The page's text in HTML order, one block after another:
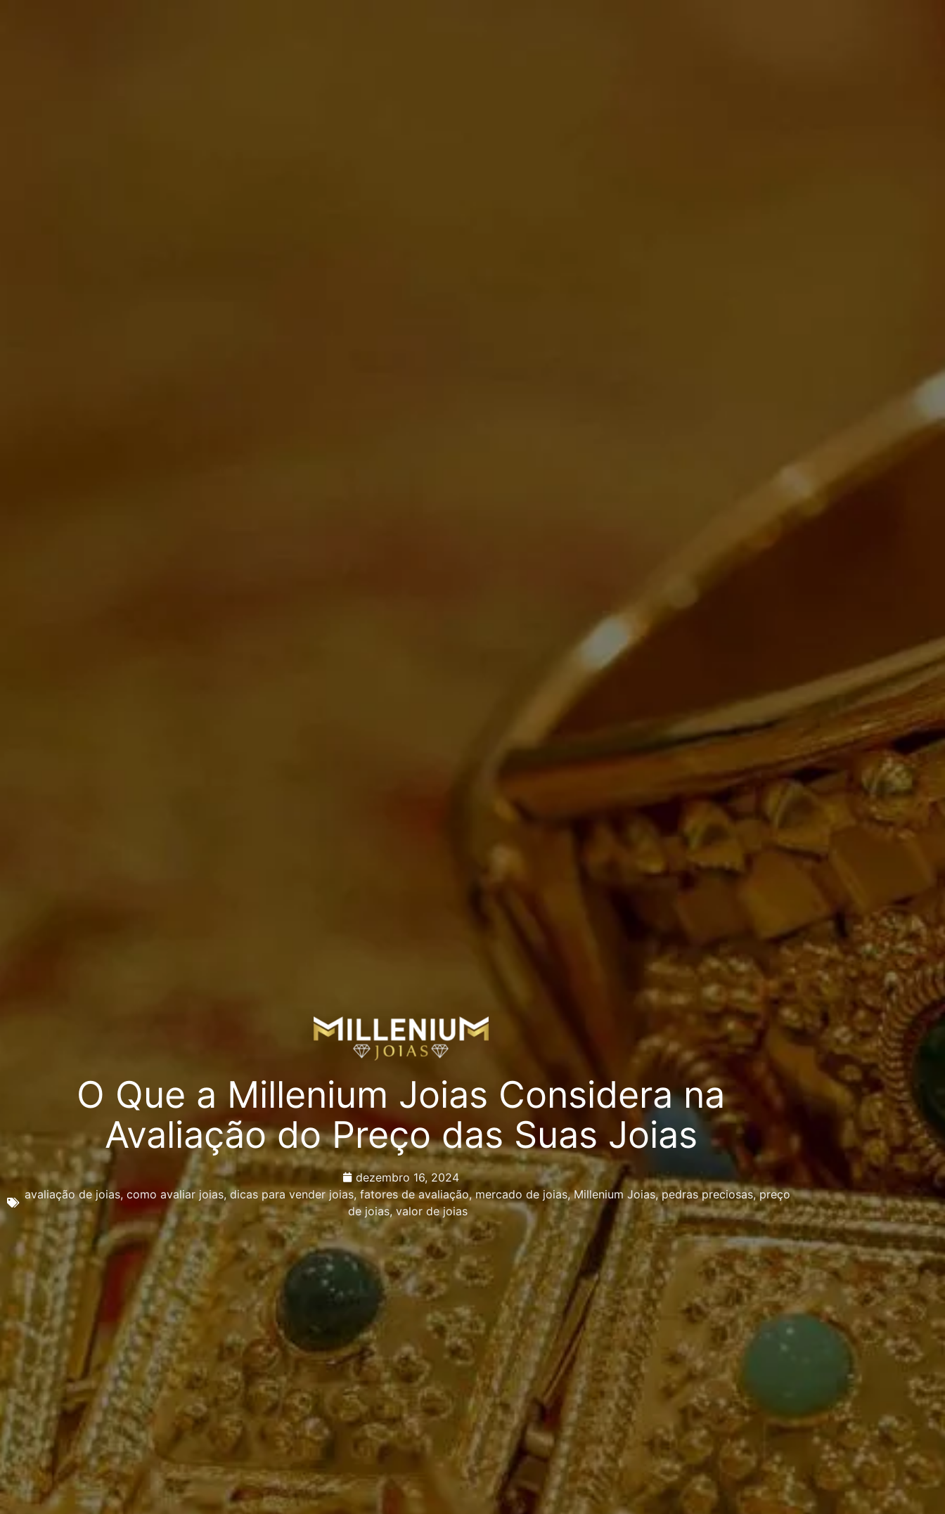
O Que a Millenium Joias Considera na
Avaliação do Preço das Suas Joias
dezembro 16, 2024
avaliação de joias, como avaliar joias, dicas para vender joias,fatores de avaliação, mercado de joias,Millenium Joias,pedras preciosas,preço
de joias, valor de joias